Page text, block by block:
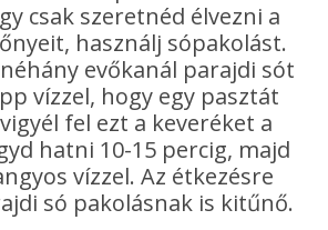
csak szeretnéd élvezni a
használj sópakolást.
evőkanál parajdi sót
vízzel, hogy egy pasztát
fel ezt a keveréket a
hatni 10-15 percig, majd
vízzel. Az étkezésre
só pakolásnak is kitűnő.